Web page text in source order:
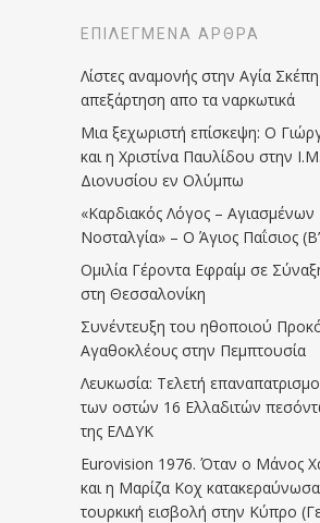
ΕΠΙΛΕΓΜΈΝΑ ΆΡΘΡΑ
Λίστες αναμονής στην Αγία
απεξάρτηση απο τα ναρκωτικά
Μια ξεχωριστή επίσκεψη: Ο
και η Χριστίνα Παυλίδου στην
Διονυσίου εν Ολύμπω
«Καρδιακός Λόγος –
Νοσταλγία» – Ο Άγιος Παΐσιος
Ομιλία Γέροντα Εφραίμ σε
στη Θεσσαλονίκη
Συνέντευξη του ηθοποιού
Αγαθοκλέους στην Πεμπτουσία
Λευκωσία: Τελετή
των οστών 16 Ελλαδιτών
της ΕΛΔΥΚ
Eurovision 1976. Όταν ο Μάνος
και η Μαρίζα Κοχ
τουρκική εισβολή στην Κύπρο